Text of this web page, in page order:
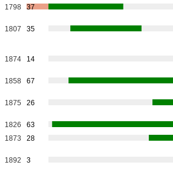
1798 37
1807 35
1874 14
1858 67
1875 26
1826
63
1873 28
1892 3